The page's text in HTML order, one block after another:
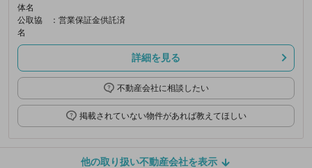
体名
公取協
名
：営業保証金供託済
詳細を見る
不動産会社に相談したい
掲載されていない物件があれば教えてほしい
他の取り扱い不動産会社を表示